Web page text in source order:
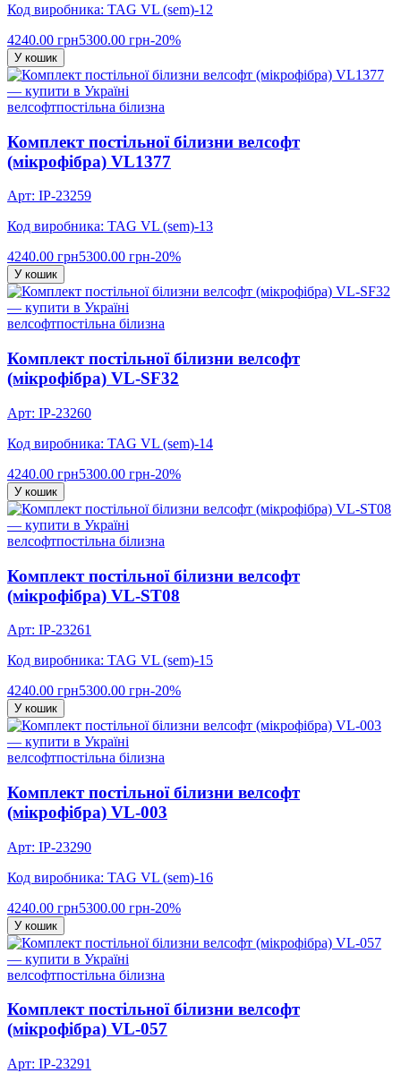
Код виробника: TAG VL (sem)-12
4240.00 грн5300.00 грн-20%
У кошик
велсофтпостільна білизна
Комплект постільної білизни велсофт
(мікрофібра) VL1377
Арт: IP-23259
Код виробника: TAG VL (sem)-13
4240.00 грн5300.00 грн-20%
У кошик
велсофтпостільна білизна
Комплект постільної білизни велсофт
(мікрофібра) VL-SF32
Арт: IP-23260
Код виробника: TAG VL (sem)-14
4240.00 грн5300.00 грн-20%
У кошик
велсофтпостільна білизна
Комплект постільної білизни велсофт
(мікрофібра) VL-ST08
Арт: IP-23261
Код виробника: TAG VL (sem)-15
4240.00 грн5300.00 грн-20%
У кошик
велсофтпостільна білизна
Комплект постільної білизни велсофт
(мікрофібра) VL-003
Арт: IP-23290
Код виробника: TAG VL (sem)-16
4240.00 грн5300.00 грн-20%
У кошик
велсофтпостільна білизна
Комплект постільної білизни велсофт
(мікрофібра) VL-057
Арт: IP-23291